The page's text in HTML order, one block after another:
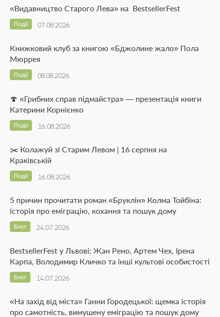
«Видавництво Старого Лева» на BestsellerFest
07.08.2026
Події
Книжковий клуб за книгою «Бджолине жало» Пола
Мюррея
08.08.2026
Події
🍄 «Грибних справ підмайстра» — презентація книги
Катерини Корнієнко
16.08.2026
Події
✂️ Колажуй зі Старим Левом | 16 серпня на
Краківській
16.08.2026
Події
5 причин прочитати роман «Бруклін» Колма Тойбіна:
історія про еміграцію, кохання та пошук дому
24.07.2026
Блог
BestsellerFest у Львові: Жан Рено, Артем Чех, Ірена
Карпа, Володимир Кличко та інші культові особистості
14.07.2026
Блог
«На захід від міста» Ганни Городецької: щемка історія
про самотність, вимушену еміграцію та пошук дому